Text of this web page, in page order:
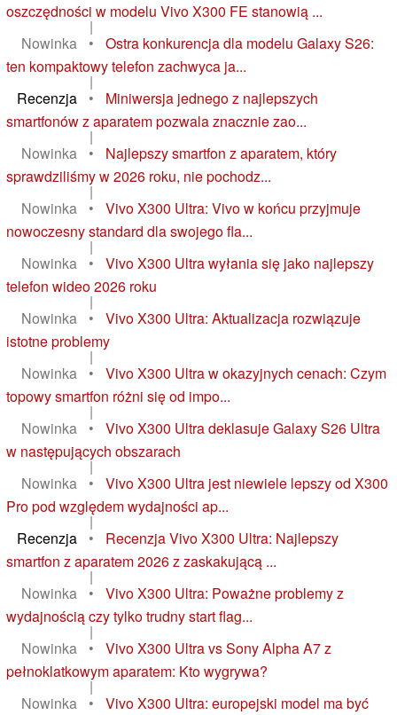
oszczędności w modelu Vivo X300 FE stanowią ...
|
Nowinka
•
Ostra konkurencja dla modelu Galaxy S26:
ten kompaktowy telefon zachwyca ja...
|
Recenzja
•
Miniwersja jednego z najlepszych
smartfonów z aparatem pozwala znacznie zao...
|
Nowinka
•
Najlepszy smartfon z aparatem, który
sprawdziliśmy w 2026 roku, nie pochodz...
|
Nowinka
•
Vivo X300 Ultra: Vivo w końcu przyjmuje
nowoczesny standard dla swojego fla...
|
Nowinka
•
Vivo X300 Ultra wyłania się jako najlepszy
telefon wideo 2026 roku
|
Nowinka
•
Vivo X300 Ultra: Aktualizacja rozwiązuje
istotne problemy
|
Nowinka
•
Vivo X300 Ultra w okazyjnych cenach: Czym
topowy smartfon różni się od impo...
|
Nowinka
•
Vivo X300 Ultra deklasuje Galaxy S26 Ultra
w następujących obszarach
|
Nowinka
•
Vivo X300 Ultra jest niewiele lepszy od X300
Pro pod względem wydajności ap...
|
Recenzja
•
Recenzja Vivo X300 Ultra: Najlepszy
smartfon z aparatem 2026 z zaskakującą ...
|
Nowinka
•
Vivo X300 Ultra: Poważne problemy z
wydajnością czy tylko trudny start flag...
|
Nowinka
•
Vivo X300 Ultra vs Sony Alpha A7 z
pełnoklatkowym aparatem: Kto wygrywa?
|
Nowinka
•
Vivo X300 Ultra: europejski model ma być